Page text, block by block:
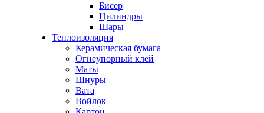
Бисер
Цилиндры
Шары
Теплоизоляция
Керамическая бумага
Огнеупорный клей
Маты
Шнуры
Вата
Войлок